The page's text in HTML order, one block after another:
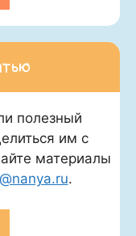
полезный
им с
материалы
.